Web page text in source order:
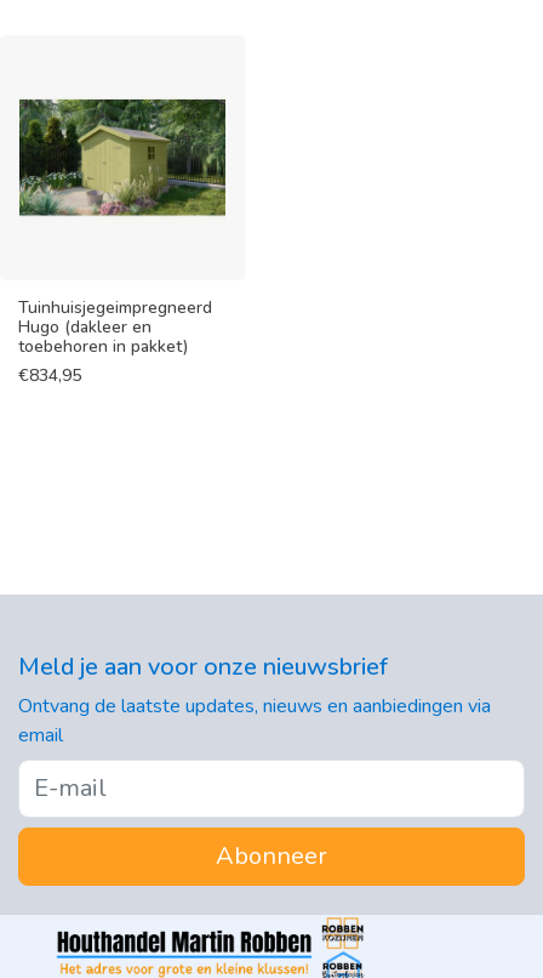
Tuinhuisjegeimpregneerd
Hugo (dakleer en
toebehoren in pakket)
€834,95
Meld je aan voor onze nieuwsbrief
Ontvang de laatste updates, nieuws en aanbiedingen via
email
Abonneer